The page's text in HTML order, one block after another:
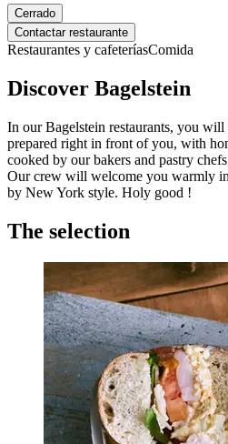
Cerrado
Contactar restaurante
Restaurantes y cafeteríasComida
Discover Bagelstein
In our Bagelstein restaurants, you will
prepared right in front of you, with
cooked by our bakers and pastry
Our crew will welcome you warmly
by New York style. Holy good !
The selection